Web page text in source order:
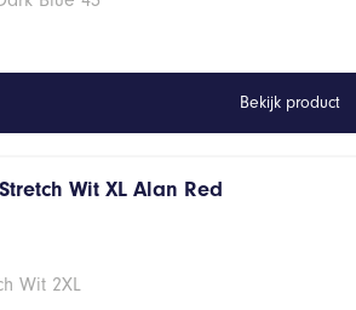
Bekijk product
Wit XL Alan Red
Wit 2XL